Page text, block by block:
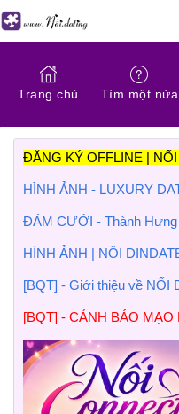
Trang chủ Tìm một nửa
ĐĂNG KÝ OFFLINE |
HÌNH ẢNH - LUXURY
ĐÁM CƯỚI - Thành Hưng
HÌNH ẢNH | NỐI
[BQT] - Giới thiệu về NỐI
[BQT] - CẢNH BÁO MẠO